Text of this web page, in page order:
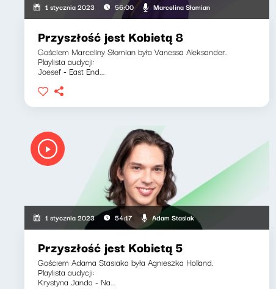
1 stycznia 2023 56:00 Marcelina Słomian
Przyszłość jest Kobietą 8
Gościem Marceliny Słomian była Vanessa Aleksander.
Playlista audycji:
Joesef - East End...
1 stycznia 2023 54:17 Adam Stasiak
Przyszłość jest Kobietą 5
Gościem Adama Stasiaka była Agnieszka Holland.
Playlista audycji:
Krystyna Janda - Na...